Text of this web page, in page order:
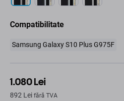
Compatibilitate
Samsung Galaxy S10 Plus G975F
1.080 Lei
892 Lei fără TVA